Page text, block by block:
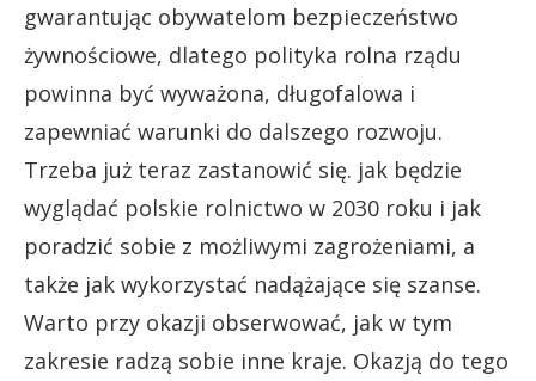
gwarantując obywatelom bezpieczeństwo
żywnościowe, dlatego polityka rolna rządu
powinna być wyważona, długofalowa i
zapewniać warunki do dalszego rozwoju.
Trzeba już teraz zastanowić się. jak będzie
wyglądać polskie rolnictwo w 2030 roku i jak
poradzić sobie z możliwymi zagrożeniami, a
także jak wykorzystać nadążające się szanse.
Warto przy okazji obserwować, jak w tym
zakresie radzą sobie inne kraje. Okazją do tego